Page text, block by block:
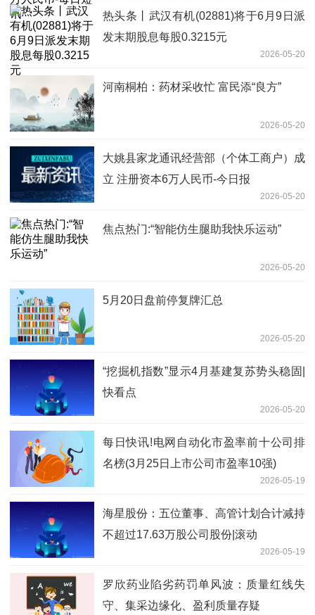
热头条丨武汉有机(02881)将于6月9日派
发末期股息每股0.3215元
2026-05-20
河南桐柏：药材采收忙 富民添“良方”
2026-05-20
大姚县家龙通讯经营部（个体工商户）成
立 注册资本6万人民币-今日报
2026-05-20
焦点热门:“智能仿生腿助我快乐运动”
2026-05-20
5月20日盘前停复牌汇总
2026-05-20
“挖掘机指数”显示4月基建复苏势头稳固|
快看点
2026-05-20
每日快讯!电网自动化市盈率前十公司排
名榜(3月25日上市公司市盈率10强)
2026-05-19
海星股份：五位董事、高管计划合计减持
不超过17.63万股公司股份|滚动
2026-05-19
罗欣药业陷劣药罚单风波：质量红线失
守、集采边缘化、盈利质量存疑